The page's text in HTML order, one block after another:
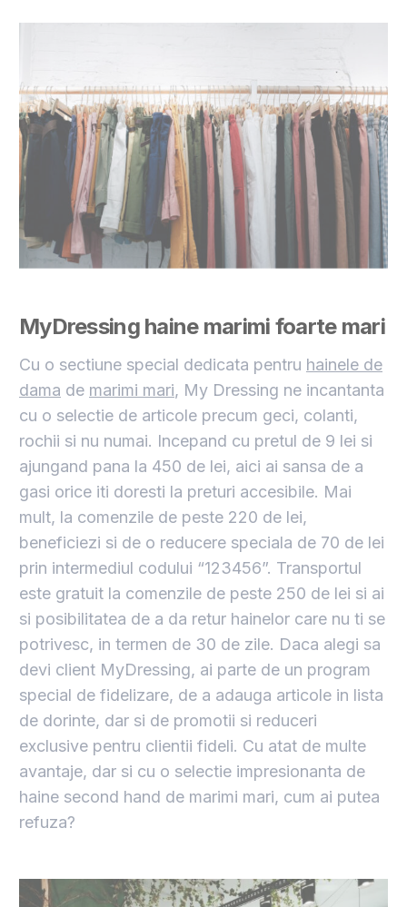
MyDressing haine marimi foarte mari
Cu o sectiune special dedicata pentru hainele de
dama de marimi mari, My Dressing ne incantanta
cu o selectie de articole precum geci, colanti,
rochii si nu numai. Incepand cu pretul de 9 lei si
ajungand pana la 450 de lei, aici ai sansa de a
gasi orice iti doresti la preturi accesibile. Mai
mult, la comenzile de peste 220 de lei,
beneficiezi si de o reducere speciala de 70 de lei
prin intermediul codului “123456”. Transportul
este gratuit la comenzile de peste 250 de lei si ai
si posibilitatea de a da retur hainelor care nu ti se
potrivesc, in termen de 30 de zile. Daca alegi sa
devi client MyDressing, ai parte de un program
special de fidelizare, de a adauga articole in lista
de dorinte, dar si de promotii si reduceri
exclusive pentru clientii fideli. Cu atat de multe
avantaje, dar si cu o selectie impresionanta de
haine second hand de marimi mari, cum ai putea
refuza?